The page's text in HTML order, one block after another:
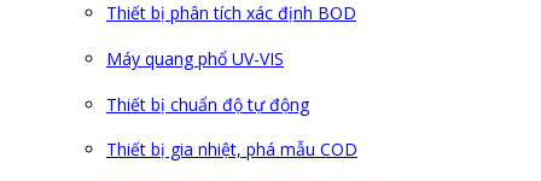
Thiết bị phân tích xác định BOD
Máy quang phổ UV-VIS
Thiết bị chuẩn độ tự động
Thiết bị gia nhiệt, phá mẫu COD